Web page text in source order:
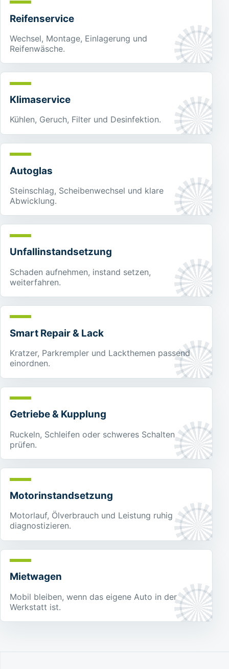
Reifenservice
Wechsel, Montage, Einlagerung und
Reifenwäsche.
Klimaservice
Kühlen, Geruch, Filter und Desinfektion.
Autoglas
Steinschlag, Scheibenwechsel und klare
Abwicklung.
Unfallinstandsetzung
Schaden aufnehmen, instand setzen,
weiterfahren.
Smart Repair & Lack
Kratzer, Parkrempler und Lackthemen passend
einordnen.
Getriebe & Kupplung
Ruckeln, Schleifen oder schweres Schalten
prüfen.
Motorinstandsetzung
Motorlauf, Ölverbrauch und Leistung ruhig
diagnostizieren.
Mietwagen
Mobil bleiben, wenn das eigene Auto in der
Werkstatt ist.